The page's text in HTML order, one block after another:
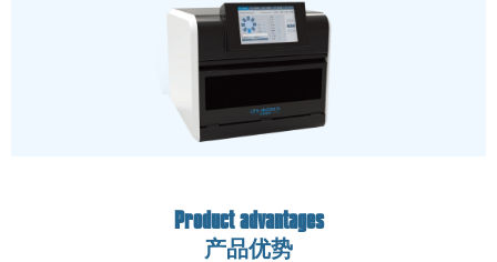
Product advantages
产品优势